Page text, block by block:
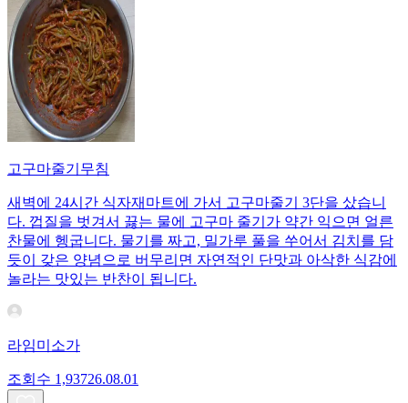
고구마줄기무침
새벽에 24시간 식자재마트에 가서 고구마줄기 3단을 샀습니
다. 껍질을 벗겨서 끓는 물에 고구마 줄기가 약간 익으면 얼른
찬물에 헹굽니다. 물기를 짜고, 밀가루 풀을 쑤어서 김치를 담
듯이 갖은 양념으로 버무리면 자연적인 단맛과 아삭한 식감에
놀라는 맛있는 반찬이 됩니다.
라임미소가
조회수 1,93726.08.01